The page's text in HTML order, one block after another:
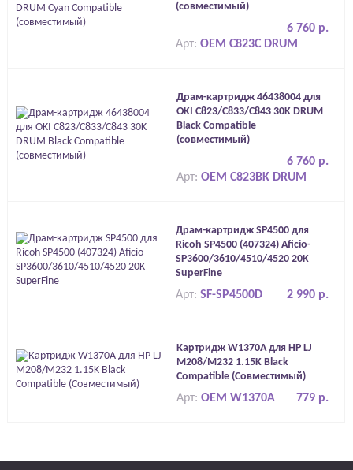
(совместимый)
6 760 р.
Арт:OEM C823C DRUM
Драм-картридж 46438004 для
OKI C823/C833/C843 30K DRUM
Black Compatible
(совместимый)
6 760 р.
Арт: OEM C823BK DRUM
Драм-картридж SP4500 для
Ricoh SP4500 (407324) Aficio-
SP3600/3610/4510/4520 20K
SuperFine
2 990 р.
Арт: SF-SP4500D
Картридж W1370A для HP LJ
M208/M232 1.15K Black
Compatible (Совместимый)
779 р.
Арт: OEM W1370A